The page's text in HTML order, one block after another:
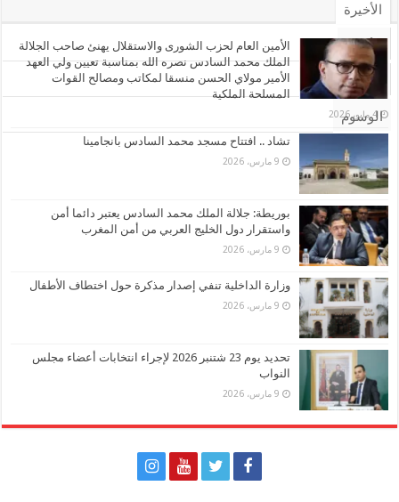
الأخيرة
الأشهر
تعليقات
الوسوم
الأمين العام لحزب الشورى والاستقلال يهنئ صاحب الجلالة
الملك محمد السادس نصره الله بمناسبة تعيين ولي العهد
الأمير مولاي الحسن منسقا لمكاتب ومصالح القوات
المسلحة الملكية
4 مايو، 2026
تشاد .. افتتاح مسجد محمد السادس بانجامينا
9 مارس، 2026
بوريطة: جلالة الملك محمد السادس يعتبر دائما أمن
واستقرار دول الخليج العربي من أمن المغرب
9 مارس، 2026
وزارة الداخلية تنفي إصدار مذكرة حول اختطاف الأطفال
9 مارس، 2026
تحديد يوم 23 شتنبر 2026 لإجراء انتخابات أعضاء مجلس
النواب
9 مارس، 2026